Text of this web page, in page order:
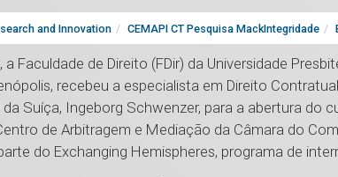
and Innovation CEMAPI CT Pesquisa MackIntegridade
Faculdade de Direito (FDir) da Universidade
recebeu a especialista em Direito
Suíça, Ingeborg Schwenzer, para a abertura do
de Arbitragem e Mediação da Câmara do
do Exchanging Hemispheres, programa de